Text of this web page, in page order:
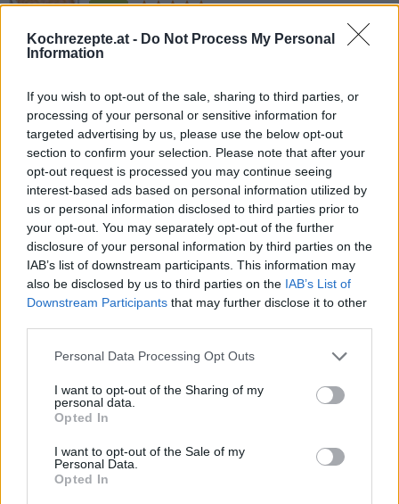
Kochrezepte.at - Do Not Process My Personal
Information
If you wish to opt-out of the sale, sharing to third parties, or
processing of your personal or sensitive information for
targeted advertising by us, please use the below opt-out
section to confirm your selection. Please note that after your
opt-out request is processed you may continue seeing
interest-based ads based on personal information utilized by
us or personal information disclosed to third parties prior to
your opt-out. You may separately opt-out of the further
disclosure of your personal information by third parties on the
IAB’s list of downstream participants. This information may
also be disclosed by us to third parties on the IAB’s List of
Downstream Participants that may further disclose it to other
Personal Data Processing Opt Outs
I want to opt-out of the Sharing of my
personal data.
Opted In
I want to opt-out of the Sale of my
Personal Data.
Opted In
Leicht
Kürbislasagne vegetarisch
Leicht
Kürbisnockerl
Leicht
Kürbisgemüse
Leicht
Kürbispüree Grundrezept
Leicht
Kürbisgnocchi